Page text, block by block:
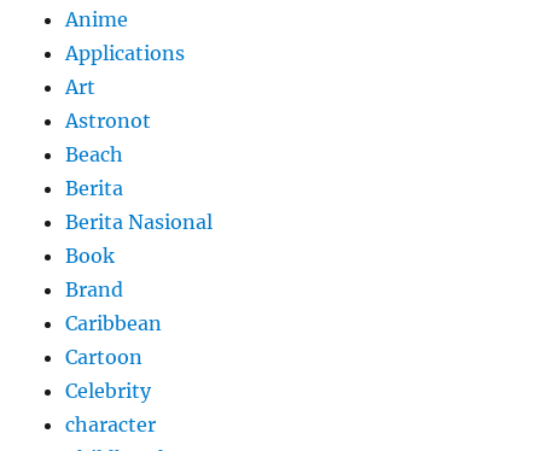
Anime
Applications
Art
Astronot
Beach
Berita
Berita Nasional
Book
Brand
Caribbean
Cartoon
Celebrity
character